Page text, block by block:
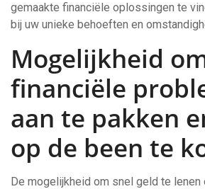
gemaakte financiële oplossingen te
bij uw unieke behoeften en
Mogelijkheid
financiële
aan te pakken
op de been te
De mogelijkheid om snel geld te lenen